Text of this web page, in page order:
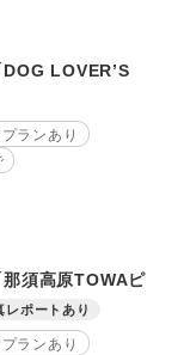
DOG LOVER’S
ランあり
那須高原TOWAピ
レポートあり
ランあり